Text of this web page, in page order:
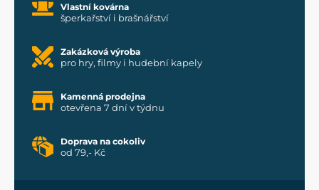
Vlastní kovárna
šperkařství i brašnářství
Zakázková výroba
pro hry, filmy i hudební kapely
Kamenná prodejna
otevřena 7 dní v týdnu
Doprava na cokoliv
od 79,- Kč